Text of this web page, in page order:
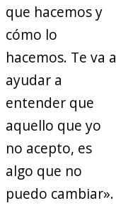
que hacemos y
cómo lo
hacemos. Te va a
ayudar a
entender que
aquello que yo
no acepto, es
algo que no
puedo cambiar».